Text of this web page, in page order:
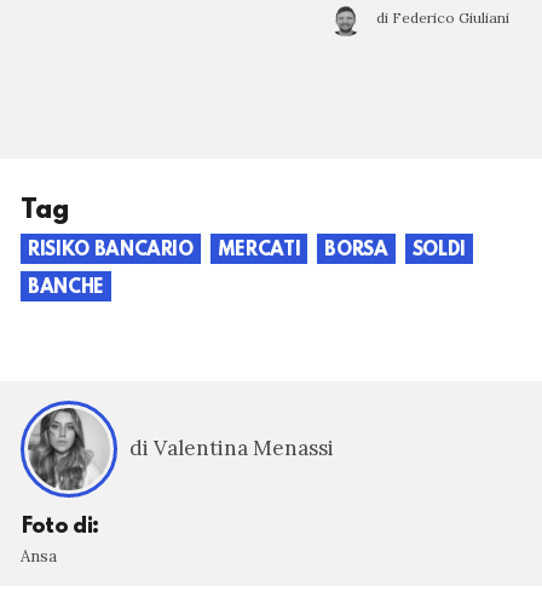
di Federico Giuliani
Tag
RISIKO BANCARIO MERCATI BORSA
SOLDI
BANCHE
di Valentina Menassi
Foto di:
Ansa